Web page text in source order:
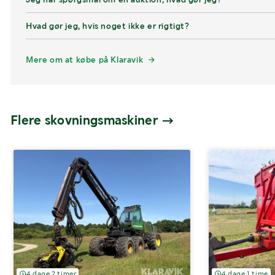
Hvad gør jeg, hvis noget ikke er rigtigt?
Mere om at købe på Klaravik
Flere skovningsmaskiner